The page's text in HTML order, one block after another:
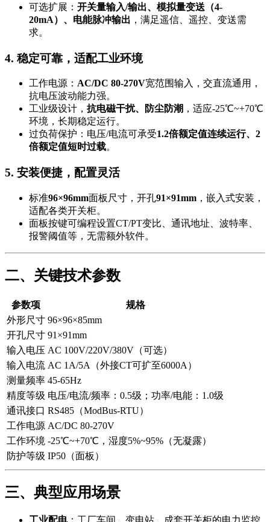
可选扩展： 开关量输入/输出、模拟量变送（4-
20mA）、电能脉冲输出 ，满足遥信、遥控、变送需
求。
4. 稳定可靠，适配工业环境
工作电源： AC/DC 80-270V宽范围输入，交直流通用，
抗电压波动能力强。
工业级设计， 抗电磁干扰、防尘防潮 ，适应-25℃~+70℃
环境，长期稳定运行。
过负荷保护：电压/电流可承受1.2倍额定值连续运行、2
倍额定值短时过载。
5. 安装便捷，配置灵活
标准96×96mm面板尺寸，开孔91×91mm ，嵌入式安装，
适配各类开关柜。
面板按键可编程设置CT/PT变比、通讯地址、波特率、
报警阈值等，无需额外软件。
二、关键技术参数
参数项
规格
外形尺寸 96×96×85mm
开孔尺寸 91×91mm
输入电压 AC 100V/220V/380V（可选）
输入电流 AC 1A/5A（外接CT可扩至6000A）
测量频率 45-65Hz
精度等级 电压/电流/频率：0.5级；功率/电能：1.0级
通讯接口 RS485（ModBus-RTU）
工作电源 AC/DC 80-270V
工作环境 -25℃~+70℃，湿度5%~95%（无凝露）
防护等级 IP50（面板）
三、典型应用场景
工业配电：工厂车间、变电站、成套开关柜的电力监控